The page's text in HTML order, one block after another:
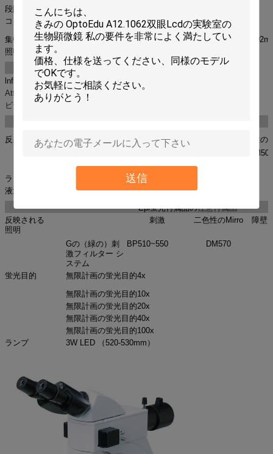
送信
段階
二重層の機械段階140x140mmの移動範囲75x50mm
コンデンサー
コンデンサーN.A 1.25
集中
同軸大まかで及び精密な焦点の調節、良い
照明
任意付属品
項目いいえ。
lnfinityの目的
半計画無色20X
Attachement
写真Attachement
ビデオ アダプタ
ビデオ アダプタ
反射照明
二色性の
DM505
ランプ
3W LED （465-475mm）
液浸オイル
蛍光性はオイルを放します
Epi蛍光付属品の任意付属品
反映される
照明
刺激 二色性のMirro 障壁
Gの（緑の）刺
激フィルター シ
ステム
BP510~550 DM570
蛍光目的
無限計画の蛍光目的4x
無限計画の蛍光目的10x
無限計画の蛍光目的20x
無限計画の蛍光目的40x
無限計画の蛍光目的100x
ランプ
3W LED （520-530mm）